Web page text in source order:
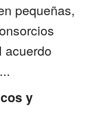
pequeñas,
acuerdo
y